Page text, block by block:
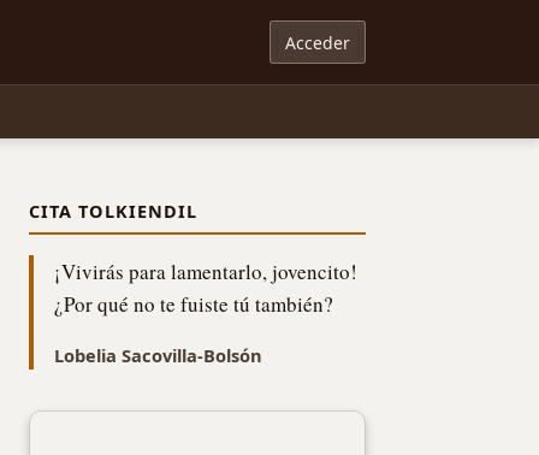
Acceder
CITA TOLKIENDIL
¡Vivirás para lamentarlo, jovencito!
¿Por qué no te fuiste tú también?
Lobelia Sacovilla-Bolsón